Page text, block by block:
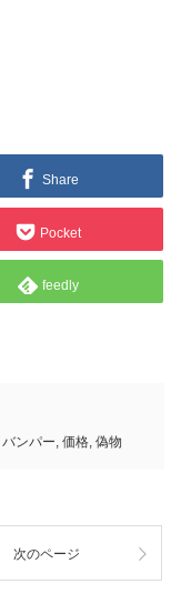
Share
Pocket
feedly
バンパー, 価格, 偽物
次のページ